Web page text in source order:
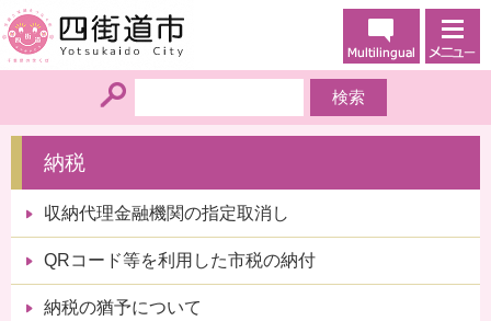
納税
収納代理金融機関の指定取消し
QRコード等を利用した市税の納付
納税の猶予について